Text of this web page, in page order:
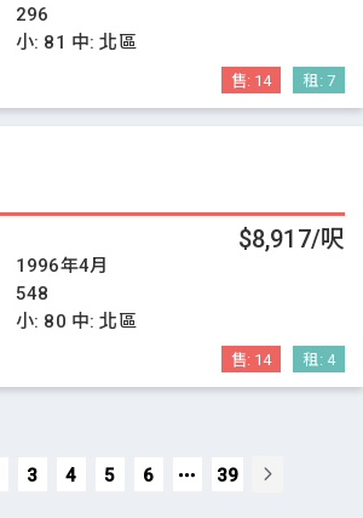
296
小: 81 中:北區
售: 14 租: 7
$8,917/呎
1996年4月
548
小: 80 中:北區
售: 14 租: 4
3 4 5 6 39